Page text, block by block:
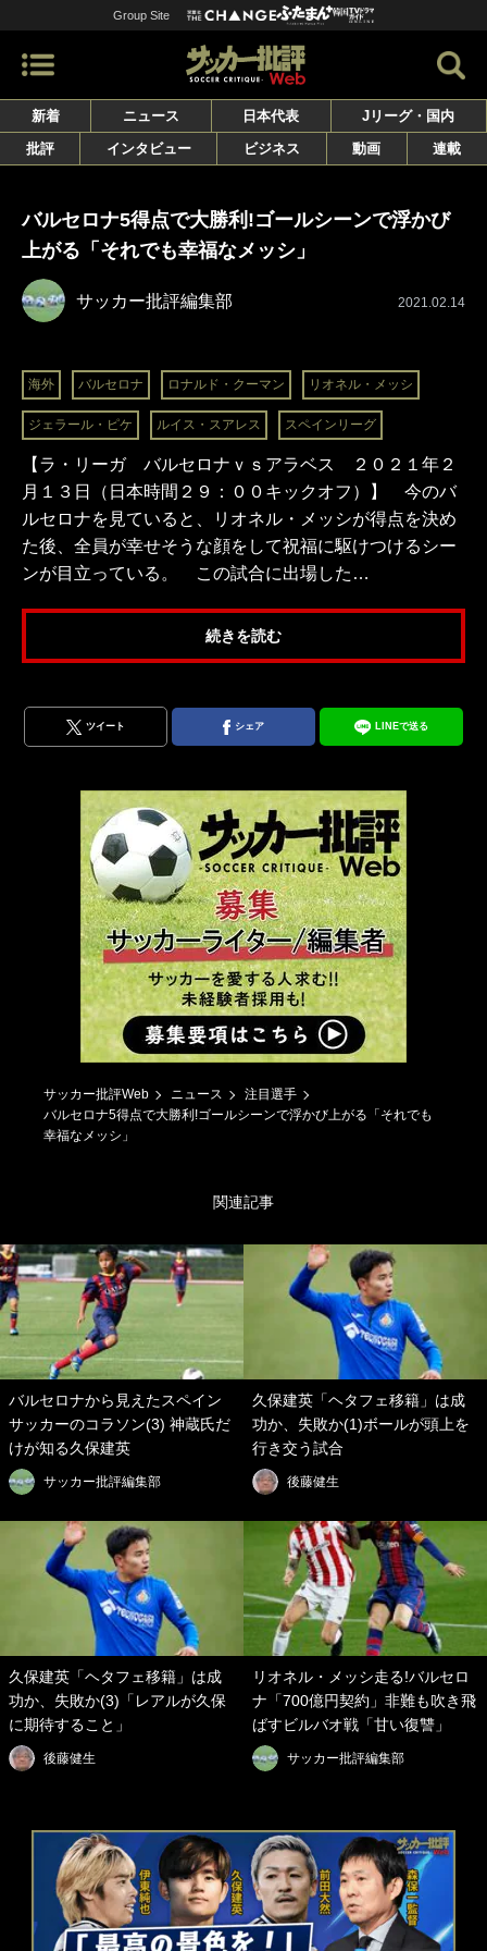
Group Site
新着 ニュース 日本代表
Jリーグ・国内
批評
インタビュー ビジネス 動画 連載
バルセロナ5得点で大勝利!ゴールシーンで浮かび
上がる「それでも幸福なメッシ」
サッカー批評編集部 2021.02.14
海外 バルセロナ ロナルド・クーマン リオネル・メッシ
ジェラール・ピケ ルイス・スアレス スペインリーグ
【ラ・リーガ バルセロナｖｓアラベス ２０２１年２
月１３日（日本時間２９：００キックオフ）】 今のバ
ルセロナを見ていると、リオネル・メッシが得点を決め
た後、全員が幸せそうな顔をして祝福に駆けつけるシー
ンが目立っている。 この試合に出場した…
続きを読む
ツイート シェア LINEで送る
サッカー批評Web ニュース
注目選手
バルセロナ5得点で大勝利!ゴールシーンで浮かび上がる「それでも
幸福なメッシ」
関連記事
バルセロナから見えたスペイン
サッカーのコラソン(3) 神蔵氏だ
けが知る久保建英
サッカー批評編集部
久保建英「ヘタフェ移籍」は成
功か、失敗か(1)ボールが頭上を
行き交う試合
後藤健生
久保建英「ヘタフェ移籍」は成
功か、失敗か(3)「レアルが久保
に期待すること」
後藤健生
リオネル・メッシ走る!バルセロ
ナ「700億円契約」非難も吹き飛
ばすビルバオ戦「甘い復讐」
サッカー批評編集部